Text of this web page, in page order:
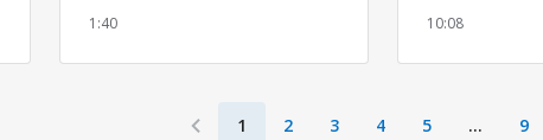
1:40 10:08
1 2 3 4 5 … 9